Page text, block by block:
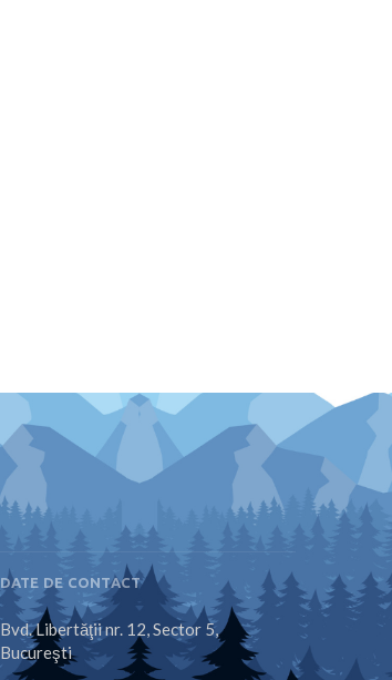
DATE DE CONTACT
Bvd. Libertăţii nr. 12, Sector 5,
Bucureşti